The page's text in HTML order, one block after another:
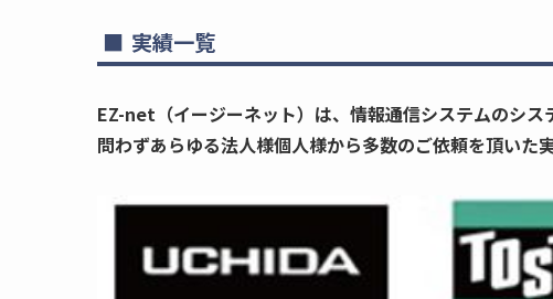
実績一覧
EZ-net（イージーネット）は、情報通信システムのシ
問わずあらゆる法人様個人様から多数のご依頼を頂いた